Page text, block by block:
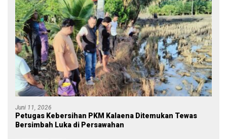
Juni 11, 2026
Petugas Kebersihan PKM Kalaena Ditemukan Tewas
Bersimbah Luka di Persawahan